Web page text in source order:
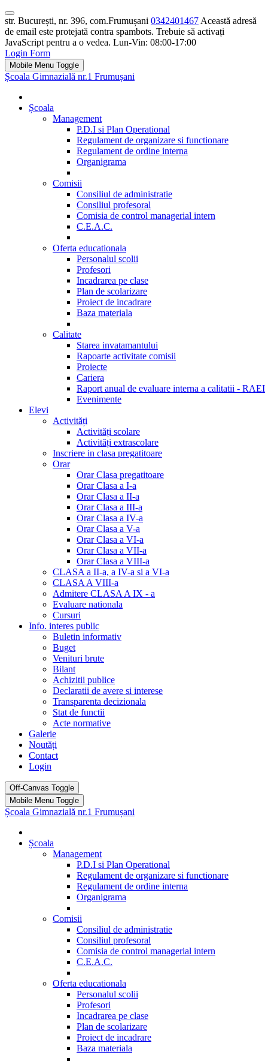
str. București, nr. 396, com.Frumușani 0342401467 Această adresă
de email este protejată contra spambots. Trebuie să activați
JavaScript pentru a o vedea. Lun-Vin: 08:00-17:00
Login Form
Mobile Menu Toggle
Școala Gimnazială nr.1 Frumușani
Școala
Management
P.D.I si Plan Operational
Regulament de organizare si functionare
Regulament de ordine interna
Organigrama
Comisii
Consiliul de administratie
Consiliul profesoral
Comisia de control managerial intern
C.E.A.C.
Oferta educationala
Personalul scolii
Profesori
Incadrarea pe clase
Plan de scolarizare
Proiect de incadrare
Baza materiala
Calitate
Starea invatamantului
Rapoarte activitate comisii
Proiecte
Cariera
Raport anual de evaluare interna a calitatii - RAEI
Evenimente
Elevi
Activități
Activități scolare
Activități extrascolare
Inscriere in clasa pregatitoare
Orar
Orar Clasa pregatitoare
Orar Clasa a I-a
Orar Clasa a II-a
Orar Clasa a III-a
Orar Clasa a IV-a
Orar Clasa a V-a
Orar Clasa a VI-a
Orar Clasa a VII-a
Orar Clasa a VIII-a
CLASA a II-a, a IV-a si a VI-a
CLASA A VIII-a
Admitere CLASA A IX - a
Evaluare nationala
Cursuri
Info. interes public
Buletin informativ
Buget
Venituri brute
Bilant
Achizitii publice
Declaratii de avere si interese
Transparenta decizionala
Stat de functii
Acte normative
Galerie
Noutăți
Contact
Login
Off-Canvas Toggle
Mobile Menu Toggle
Școala Gimnazială nr.1 Frumușani
Școala
Management
P.D.I si Plan Operational
Regulament de organizare si functionare
Regulament de ordine interna
Organigrama
Comisii
Consiliul de administratie
Consiliul profesoral
Comisia de control managerial intern
C.E.A.C.
Oferta educationala
Personalul scolii
Profesori
Incadrarea pe clase
Plan de scolarizare
Proiect de incadrare
Baza materiala